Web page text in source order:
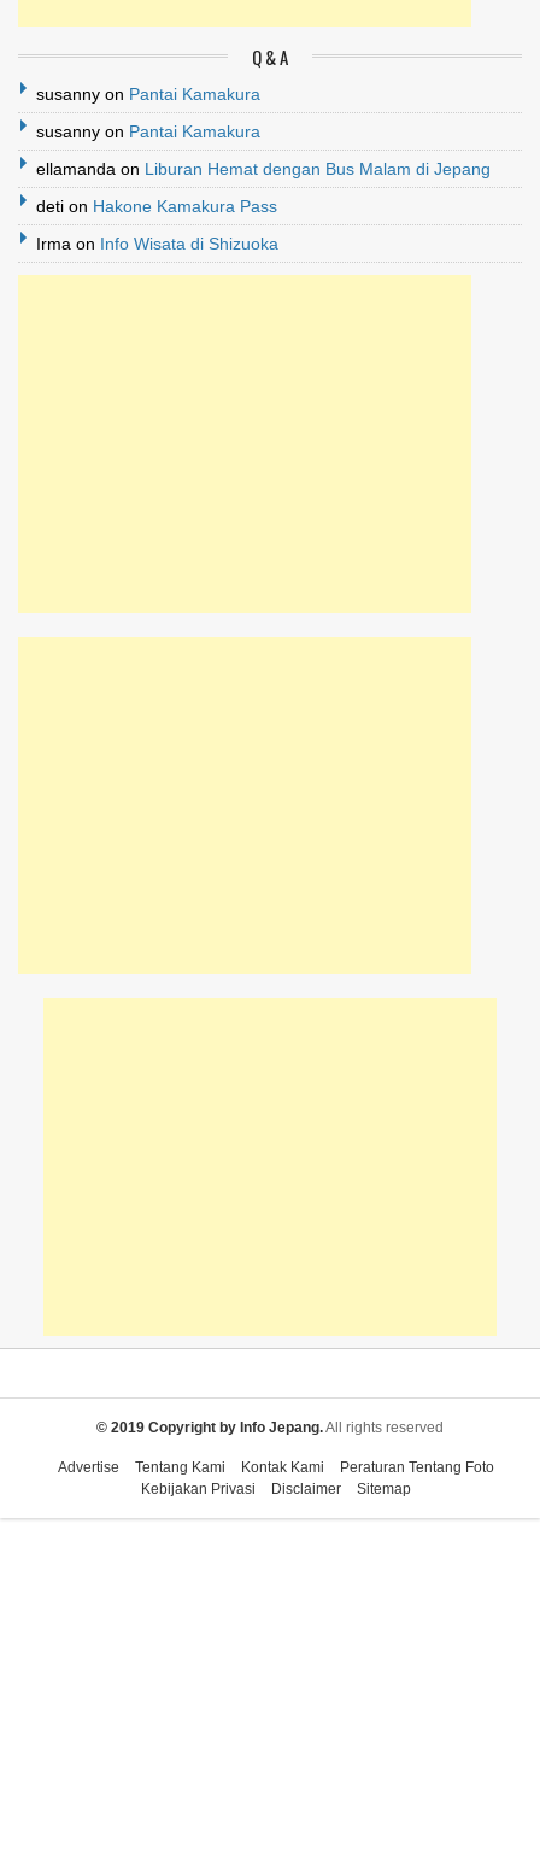
Q & A
susanny on Pantai Kamakura
susanny on Pantai Kamakura
ellamanda on Liburan Hemat dengan Bus Malam di Jepang
deti on Hakone Kamakura Pass
Irma on Info Wisata di Shizuoka
© 2019 Copyright by Info Jepang.All rights reserved
Advertise Tentang Kami Kontak Kami
Peraturan Tentang Foto
Kebijakan Privasi
Disclaimer Sitemap